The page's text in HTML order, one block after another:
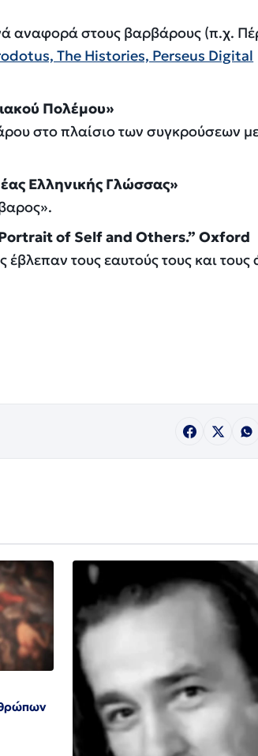
αναφορά στους βαρβάρους (π.χ.
The Histories, Perseus Digital
Πολέμου»
στο πλαίσιο των συγκρούσεων
Ελληνικής Γλώσσας»
of Self and Others.” Oxford
έβλεπαν τους εαυτούς τους και τους